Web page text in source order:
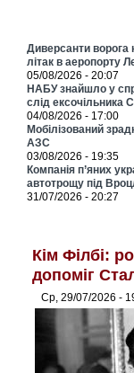
Диверсанти ворога
літак в аеропорту
05/08/2026 - 20:07
НАБУ знайшло у
слід ексочільника
04/08/2026 - 17:00
Мобілізований
АЗС
03/08/2026 - 19:35
Компанія п’яних
автотрощу під
31/07/2026 - 20:27
Кім Філбі:
допоміг
Ср, 29/07/2026 -